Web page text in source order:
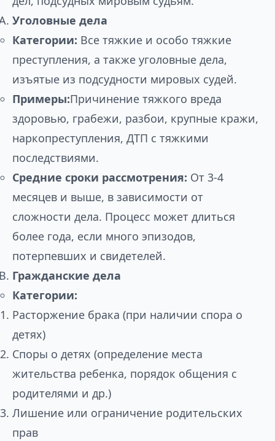
Уголовные дела
Категории: Все тяжкие и особо тяжкие
преступления, а также уголовные дела,
изъятые из подсудности мировых судей.
Примеры:Причинение тяжкого вреда
здоровью, грабежи, разбои, крупные кражи,
наркопреступления, ДТП с тяжкими
последствиями.
Средние сроки рассмотрения: От 3-4
месяцев и выше, в зависимости от
сложности дела. Процесс может длиться
более года, если много эпизодов,
потерпевших и свидетелей.
Гражданские дела
Категории:
Расторжение брака (при наличии спора о
детях)
Споры о детях (определение места
жительства ребенка, порядок общения с
родителями и др.)
Лишение или ограничение родительских
прав